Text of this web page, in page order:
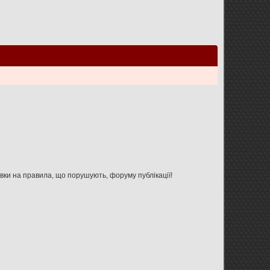
Увага: дана форма не призначена для зв'язку з адміністрацією форуму, використовуйте її тільки для вказівки на правила, що порушують, форуму публікації!